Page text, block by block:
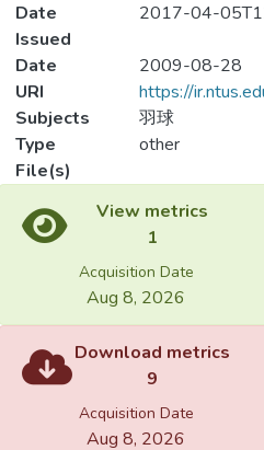
Date
Issued
2017-04-
Date
2009-08-28
URI
https://
Subjects
羽球
Type
other
File(s)
View metrics
1
Acquisition Date
Aug 8, 2026
Download metrics
9
Acquisition Date
Aug 8, 2026